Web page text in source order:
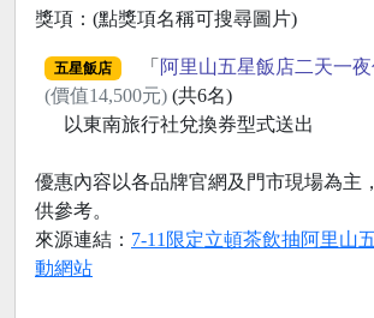
獎項：(點獎項名稱可搜尋圖片)
五星飯店 「 阿里山五星飯店二天一
(價值14,500元) (共6名)
以東南旅行社兌換券型式送出
優惠內容以各品牌官網及門市現場為主
供參考。
來源連結： 7-11限定立頓茶飲抽阿里山
動網站